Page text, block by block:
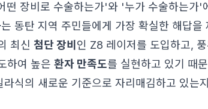
떤 장비로 수술하는가'와 '누가 수술하는가'
는 동탄 지역 주민들에게 가장 확실한 해답을
최신 첨단 장비 인 Z8 레이저를 도입하고,
하여 높은 환자 만족도를 실현하고 있기 때
식의 새로운 기준으로 자리매김하고 있는